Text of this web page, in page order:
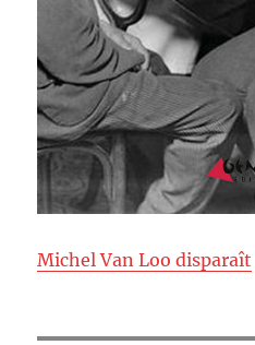
Michel Van Loo disparaît